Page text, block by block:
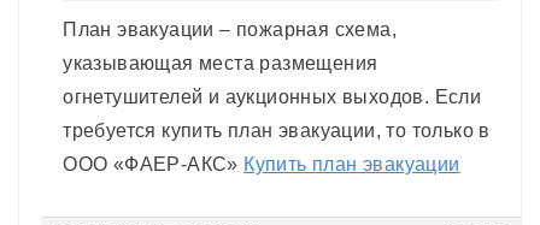
План эвакуации – пожарная схема,
указывающая места размещения
огнетушителей и аукционных выходов. Если
требуется купить план эвакуации, то только в
ООО «ФАЕР-АКС» Купить план эвакуации